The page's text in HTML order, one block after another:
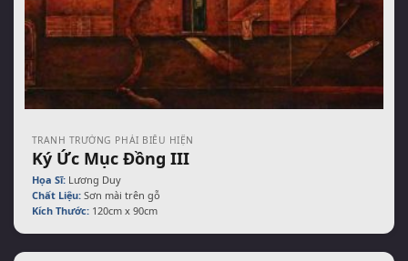
TRANH TRƯỜNG PHÁI BIỂU HIỆN
Ký Ức Mục Đồng III
Họa Sĩ:Lương Duy
Chất Liệu:Sơn mài trên gỗ
Kích Thước:120cm x 90cm